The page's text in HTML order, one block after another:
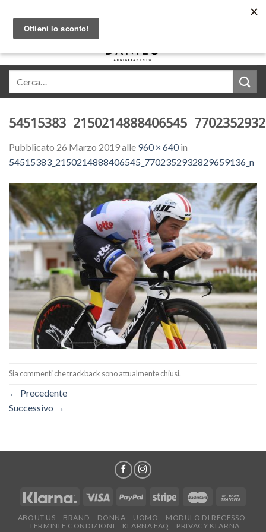
content
Pubblicato 26 Marzo 2019alle 960 × 640in
54515383_2150214888406545_7702352932829659136_n
Sia commenti che trackback sono attualmente chiusi.
← Precedente
Successivo →
ABOUT US BRAND DONNA UOMO
MODULO DI RECESSO
TERMINI E CONDIZIONI
KLARNA FAQ PRIVACY KLARNA